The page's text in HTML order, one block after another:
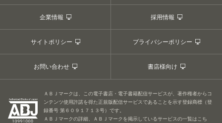
企業情報 採用情報
サイトポリシー プライバシーポリシー
お問い合わせ 書店様向け
ＡＢＪマークは、この電子書店・電子書籍配信サービスが、著作権者からコ
ンテンツ使用許諾を得た正規版配信サービスであることを示す登録商標（登
録番号 第６０９１７１３号）です。
ＡＢＪマークの詳細、ＡＢＪマークを掲示しているサービスの一覧はこち